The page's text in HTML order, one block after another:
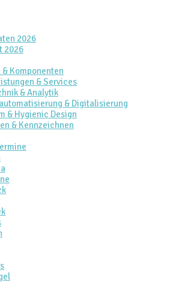
2026
2026
Komponenten
& Services
& Analytik
& Digitalisierung
& Hygienic Design
& Kennzeichnen